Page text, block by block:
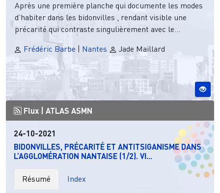
Après une première planche qui documente les modes
d’habiter dans les bidonvilles , rendant visible une
précarité qui contraste singulièrement avec le...
Frédéric Barbe
Nantes Jade Maillard
Flux | ATLAS ASMN
24-10-2021
BIDONVILLES, PRÉCARITÉ ET ANTITSIGANISME DANS
L’AGGLOMÉRATION NANTAISE (1/2). VI...
Résumé Index